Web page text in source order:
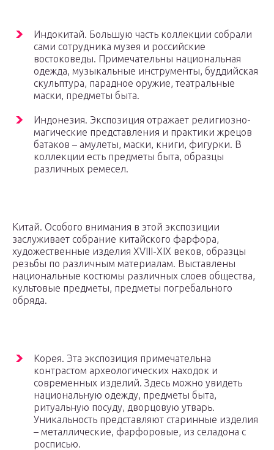
Индокитай. Большую часть коллекции собрали
сами сотрудника музея и российские
востоковеды. Примечательны национальная
одежда, музыкальные инструменты, буддийская
скульптура, парадное оружие, театральные
маски, предметы быта.
Индонезия. Экспозиция отражает религиозно-
магические представления и практики жрецов
батаков – амулеты, маски, книги, фигурки. В
коллекции есть предметы быта, образцы
различных ремесел.
Китай. Особого внимания в этой экспозиции
заслуживает собрание китайского фарфора,
художественные изделия XVIII-XIX веков, образцы
резьбы по различным материалам. Выставлены
национальные костюмы различных слоев общества,
культовые предметы, предметы погребального
обряда.
Корея. Эта экспозиция примечательна
контрастом археологических находок и
современных изделий. Здесь можно увидеть
национальную одежду, предметы быта,
ритуальную посуду, дворцовую утварь.
Уникальность представляют старинные изделия
– металлические, фарфоровые, из селадона с
росписью.